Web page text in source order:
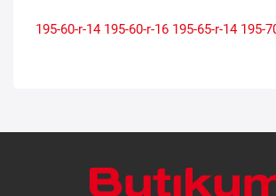
195-60-r-14 195-60-r-16 195-65-r-14 195-